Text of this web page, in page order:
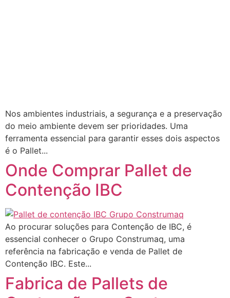
Nos ambientes industriais, a segurança e a preservação
do meio ambiente devem ser prioridades. Uma
ferramenta essencial para garantir esses dois aspectos
é o Pallet...
Onde Comprar Pallet de
Contenção IBC
Ao procurar soluções para Contenção de IBC, é
essencial conhecer o Grupo Construmaq, uma
referência na fabricação e venda de Pallet de
Contenção IBC. Este...
Fabrica de Pallets de